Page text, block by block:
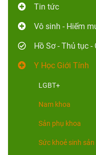
Tin tức
Vô sinh - Hiếm
Hồ Sơ - Thủ tục -
Y Học Giới Tính
LGBT+
Nam khoa
Sản phụ khoa
Sức khoẻ sinh sản